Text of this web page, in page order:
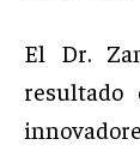
El Dr.
resultado